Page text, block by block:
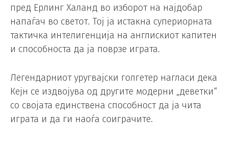
пред Ерлинг Халанд во изборот на најдобар
напаѓач во светот. Тој ја истакна супериорната
тактичка интелигенција на англискиот капитен
и способноста да ја поврзе играта.
Легендарниот уругвајски голгетер нагласи дека
Кејн се издвојува од другите модерни „деветки“
со својата единствена способност да ја чита
играта и да ги наоѓа соиграчите.